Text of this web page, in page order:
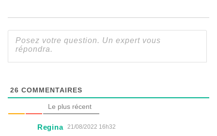
26 COMMENTAIRES
Le plus récent
Regina 21/08/2022 16h32